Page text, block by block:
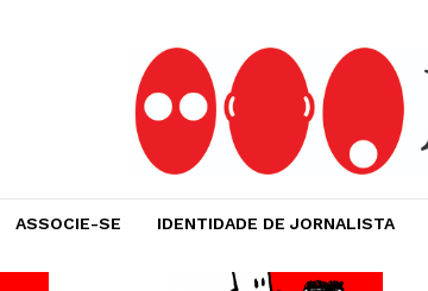
ASSOCIE-SE IDENTIDADE DE JORNALISTA